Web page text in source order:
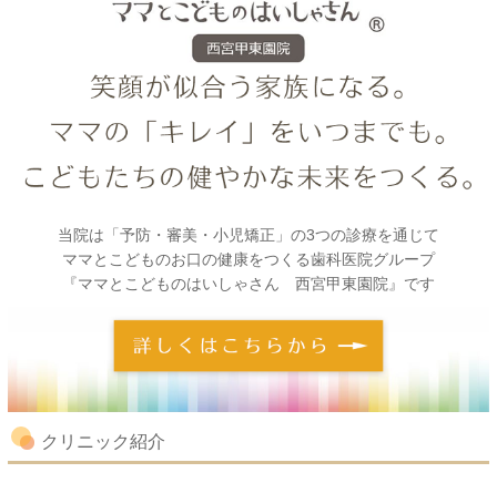
当院は「予防・審美・小児矯正」の3つの診療を通じて
ママとこどものお口の健康をつくる歯科医院グループ
『ママとこどものはいしゃさん 西宮甲東園院』です
クリニック紹介